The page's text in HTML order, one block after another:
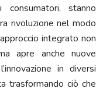
consumatori, stanno
rivoluzione nel modo
integrato non
apre anche nuove
in diversi
trasformando ciò che